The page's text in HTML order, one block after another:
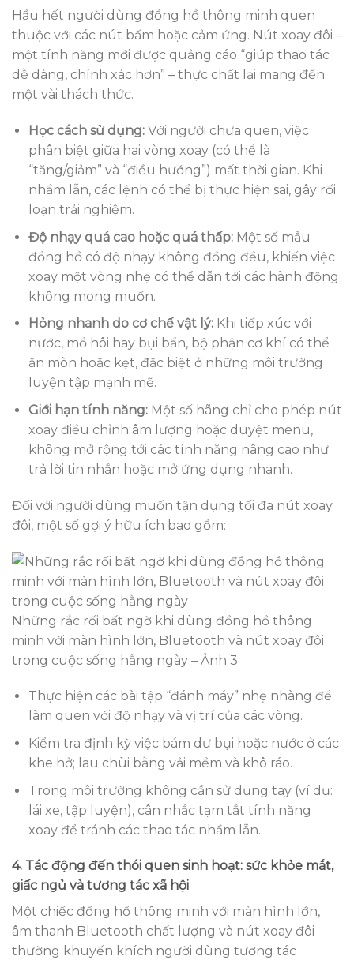
Hầu hết người dùng đồng hồ thông minh quen
thuộc với các nút bấm hoặc cảm ứng. Nút xoay đôi –
một tính năng mới được quảng cáo “giúp thao tác
dễ dàng, chính xác hơn” – thực chất lại mang đến
một vài thách thức.
Học cách sử dụng:Với người chưa quen, việc
phân biệt giữa hai vòng xoay (có thể là
“tăng/giảm” và “điều hướng”) mất thời gian. Khi
nhầm lẫn, các lệnh có thể bị thực hiện sai, gây rối
loạn trải nghiệm.
Độ nhạy quá cao hoặc quá thấp:Một số mẫu
đồng hồ có độ nhạy không đồng đều, khiến việc
xoay một vòng nhẹ có thể dẫn tới các hành động
không mong muốn.
Hỏng nhanh do cơ chế vật lý:Khi tiếp xúc với
nước, mồ hôi hay bụi bẩn, bộ phận cơ khí có thể
ăn mòn hoặc kẹt, đặc biệt ở những môi trường
luyện tập mạnh mẽ.
Giới hạn tính năng:Một số hãng chỉ cho phép nút
xoay điều chỉnh âm lượng hoặc duyệt menu,
không mở rộng tới các tính năng nâng cao như
trả lời tin nhắn hoặc mở ứng dụng nhanh.
Đối với người dùng muốn tận dụng tối đa nút xoay
đôi, một số gợi ý hữu ích bao gồm:
Những rắc rối bất ngờ khi dùng đồng hồ thông
minh với màn hình lớn, Bluetooth và nút xoay đôi
trong cuộc sống hằng ngày – Ảnh 3
Thực hiện các bài tập “đánh máy” nhẹ nhàng để
làm quen với độ nhạy và vị trí của các vòng.
Kiểm tra định kỳ việc bám dư bụi hoặc nước ở các
khe hở; lau chùi bằng vải mềm và khô ráo.
Trong môi trường không cần sử dụng tay (ví dụ:
lái xe, tập luyện), cân nhắc tạm tắt tính năng
xoay để tránh các thao tác nhầm lẫn.
4. Tác động đến thói quen sinh hoạt: sức khỏe mắt,
giấc ngủ và tương tác xã hội
Một chiếc đồng hồ thông minh với màn hình lớn,
âm thanh Bluetooth chất lượng và nút xoay đôi
thường khuyến khích người dùng tương tác